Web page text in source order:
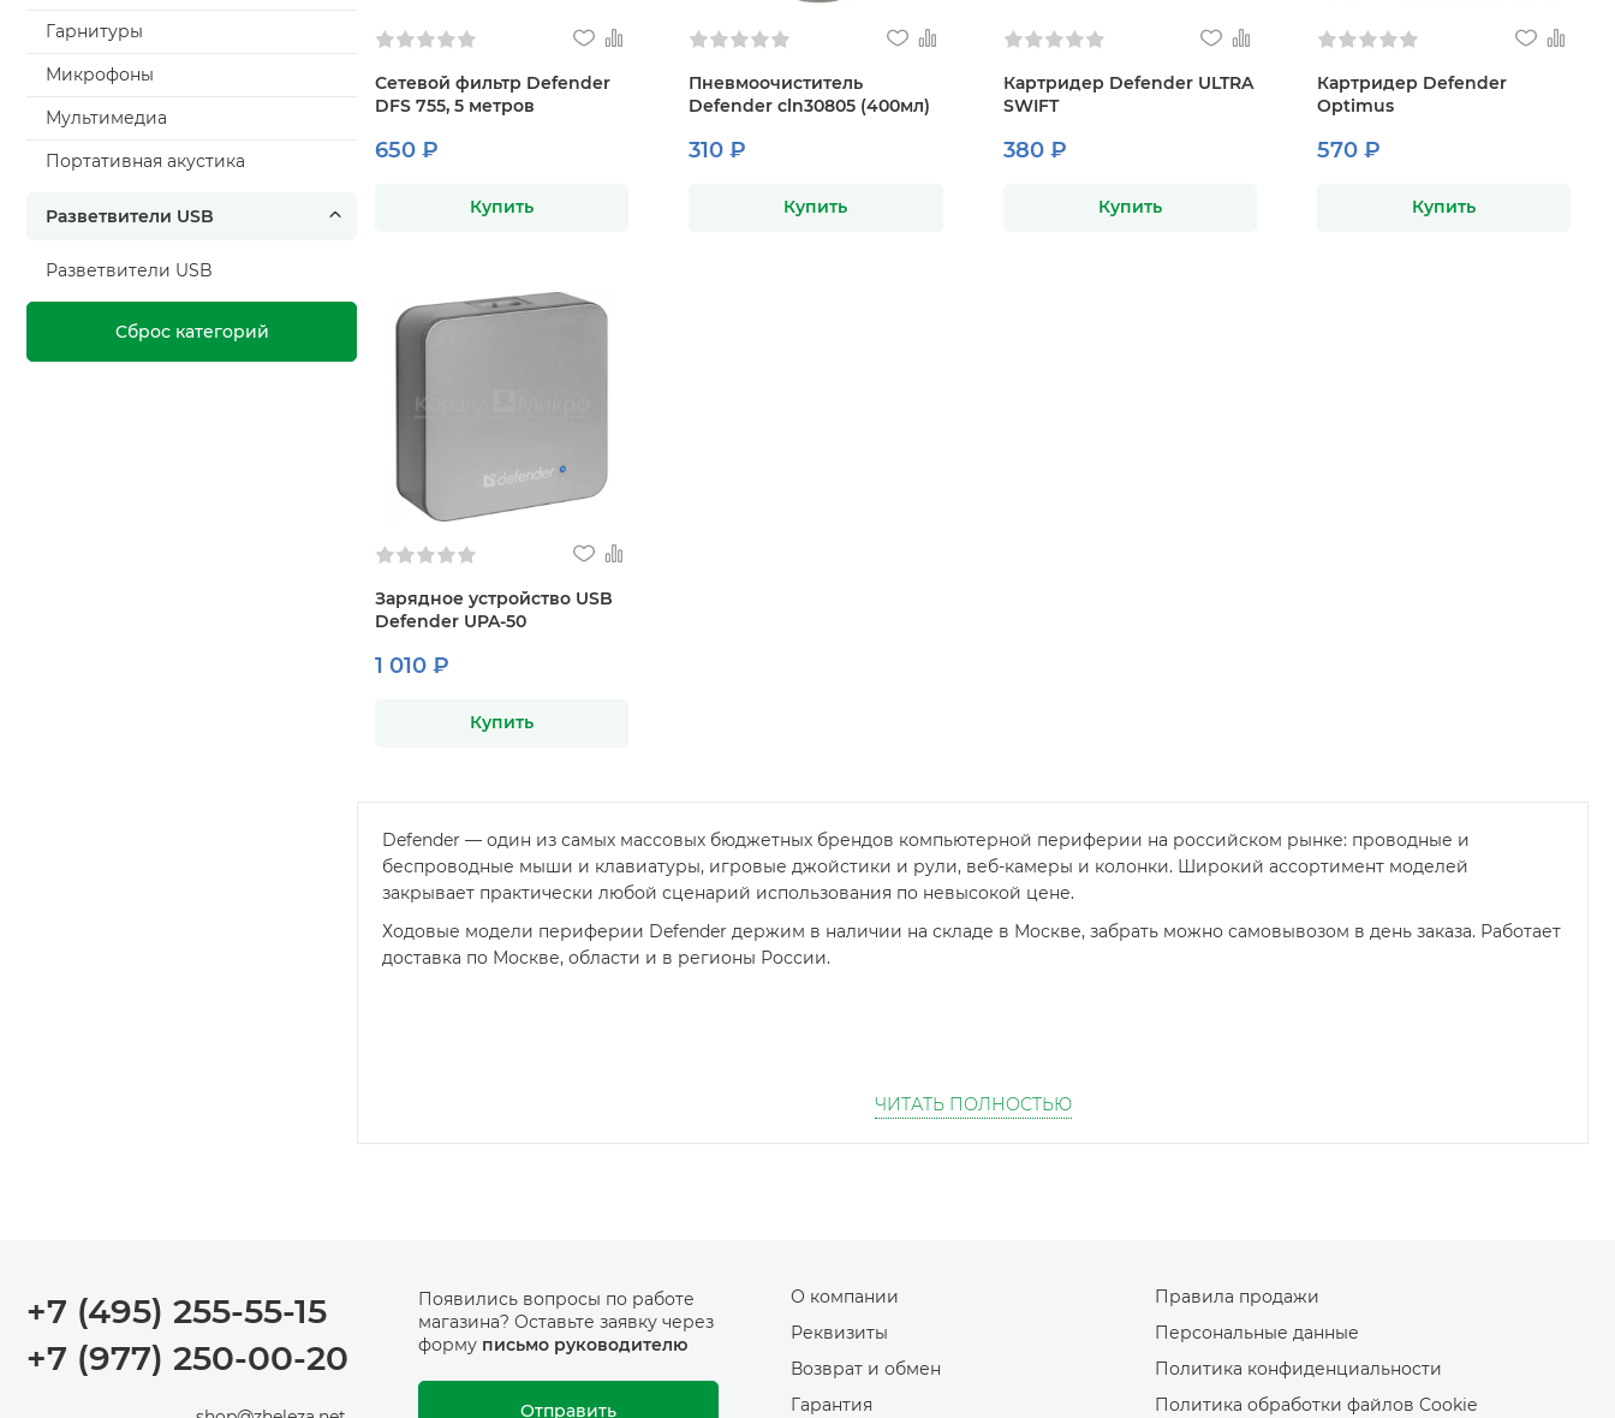
Гарнитуры
Микрофоны
Мультимедиа
Портативная акустика
Разветвители USB
Разветвители USB
Сброс категорий
Сетевой фильтр Defender
DFS 755, 5 метров
650 ₽
Купить
Пневмоочиститель
Defender cln30805 (400мл)
310 ₽
Купить
Картридер Defender ULTRA
SWIFT
380 ₽
Купить
Картридер Defender
Optimus
570 ₽
Купить
Зарядное устройство USB
Defender UPA-50
1 010 ₽
Купить
Defender — один из самых массовых бюджетных брендов компьютерной периферии на российском рынке: проводные и
беспроводные мыши и клавиатуры, игровые джойстики и рули, веб-камеры и колонки. Широкий ассортимент моделей
закрывает практически любой сценарий использования по невысокой цене.
Ходовые модели периферии Defender держим в наличии на складе в Москве, забрать можно самовывозом в день заказа. Работает
доставка по Москве, области и в регионы России.
ЧИТАТЬ ПОЛНОСТЬЮ
+7 (495) 255-55-15
+7 (977) 250-00-20
Появились вопросы по работе
магазина? Оставьте заявку через
форму письмо руководителю
Отправить
О компании
Реквизиты
Возврат и обмен
Гарантия
Правила продажи
Персональные данные
Политика конфиденциальности
Политика обработки файлов Cookie